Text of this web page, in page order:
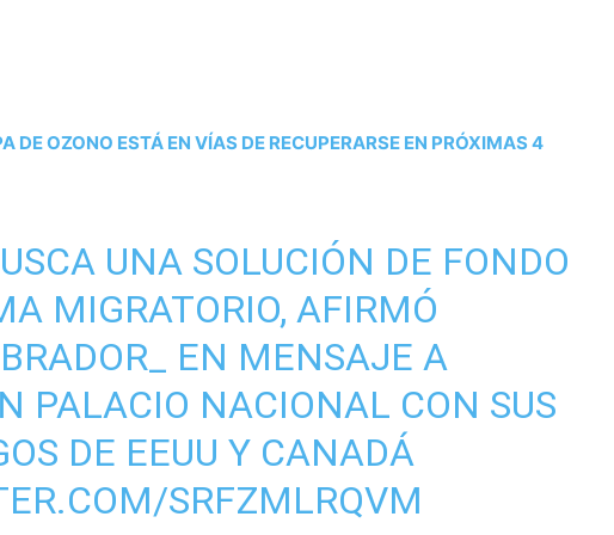
DE OZONO ESTÁ EN VÍAS DE RECUPERARSE EN PRÓXIMAS 4
UNA SOLUCIÓN DE FONDO
MIGRATORIO, AFIRMÓ
EN MENSAJE A
PALACIO NACIONAL CON SUS
DE EEUU Y CANADÁ
SRFZMLRQVM